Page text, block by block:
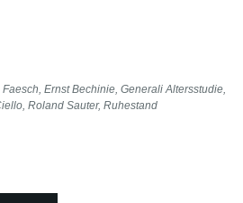
Ernst Bechinie Generali Altersstudie
Roland Sauter, Ruhestand